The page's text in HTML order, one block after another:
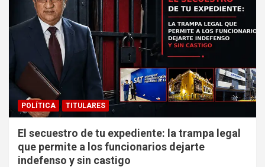
POLÍTICA TITULARES
El secuestro de tu expediente: la trampa legal
que permite a los funcionarios dejarte
indefenso y sin castigo